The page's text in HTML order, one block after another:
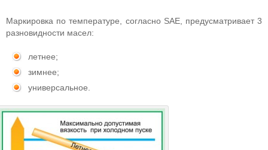
Маркировка по температуре, согласно SAE, предусматривает 3
разновидности масел:
летнее;
зимнее;
универсальное.